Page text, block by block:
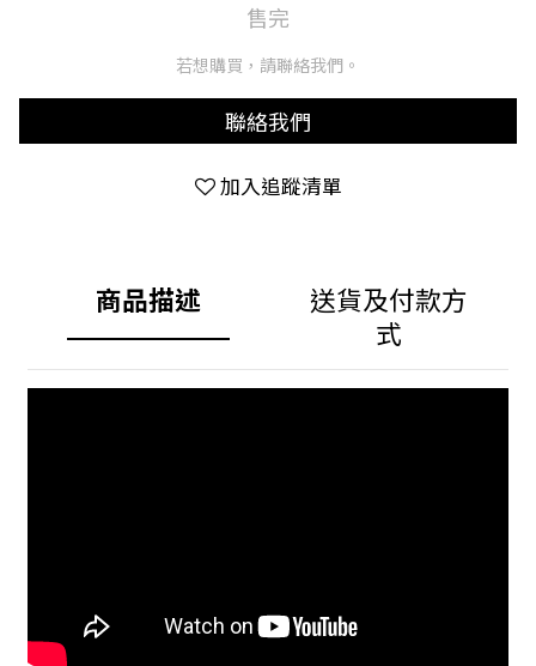
售完
若想購買，請聯絡我們。
聯絡我們
加入追蹤清單
商品描述
送貨及付款方
式